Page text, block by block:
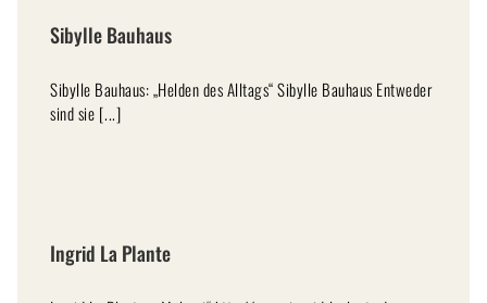
Sibylle Bauhaus
Sibylle Bauhaus: „Helden des Alltags“ Sibylle Bauhaus Entweder
sind sie [...]
Ingrid La Plante